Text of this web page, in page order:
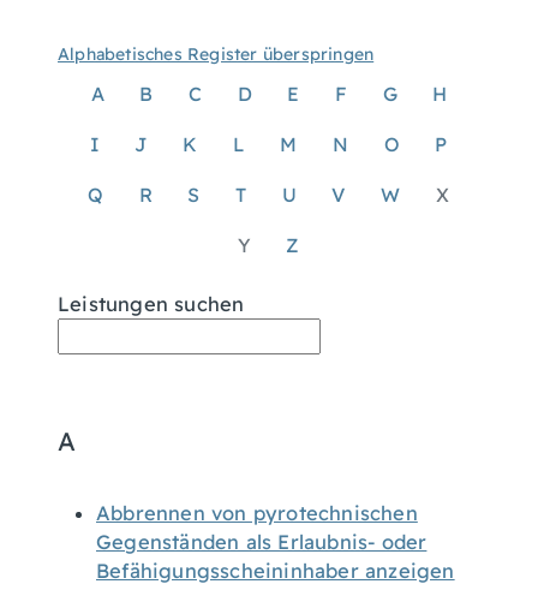
Alphabetisches Register überspringen
A B C D E F G H
I J K L M N O P
Q R S T U V W X
Y Z
Leistungen suchen
A
Abbrennen von pyrotechnischen
Gegenständen als Erlaubnis- oder
Befähigungsscheininhaber anzeigen